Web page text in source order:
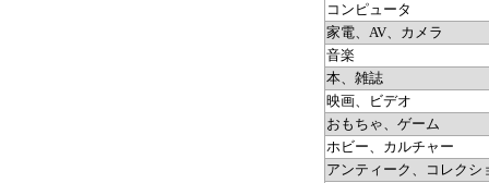
コンピュータ
家電、AV、カメラ
音楽
本、雑誌
映画、ビデオ
おもちゃ、ゲーム
ホビー、カルチャー
アンティーク、コレクシ